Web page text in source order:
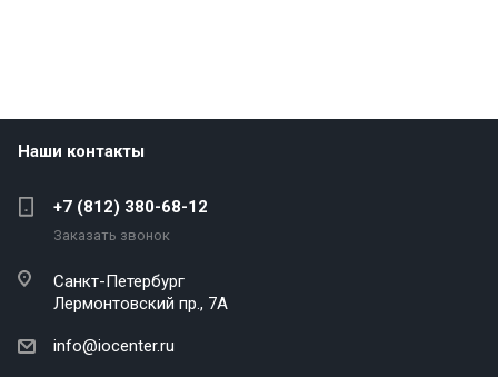
Наши контакты
+7 (812) 380-68-12
Заказать звонок
Санкт-Петербург
Лермонтовский пр., 7А
info@iocenter.ru